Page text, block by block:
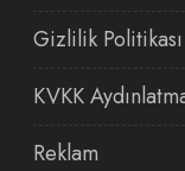
Gizlilik Politikası
KVKK
Reklam